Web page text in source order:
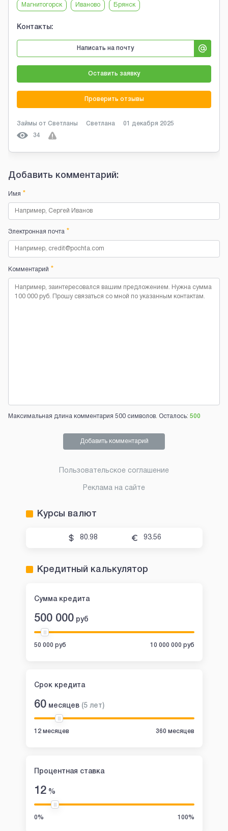
Магнитогорск Иваново Брянск
Контакты:
Написать на почту
Оставить заявку
Проверить отзывы
Займы от Светланы Светлана 01 декабря 2025
34
Добавить комментарий:
Имя *
Электронная почта *
Комментарий *
Максимальная длина комментария 500 символов. Осталось: 500
Добавить комментарий
Пользовательское соглашение
Реклама на сайте
Курсы валют
80.98 93.56
Кредитный калькулятор
Сумма кредита
500 000 руб
50 000 руб 10 000 000 руб
Срок кредита
60 месяцев (5 лет)
12 месяцев 360 месяцев
Процентная ставка
12%
0% 100%